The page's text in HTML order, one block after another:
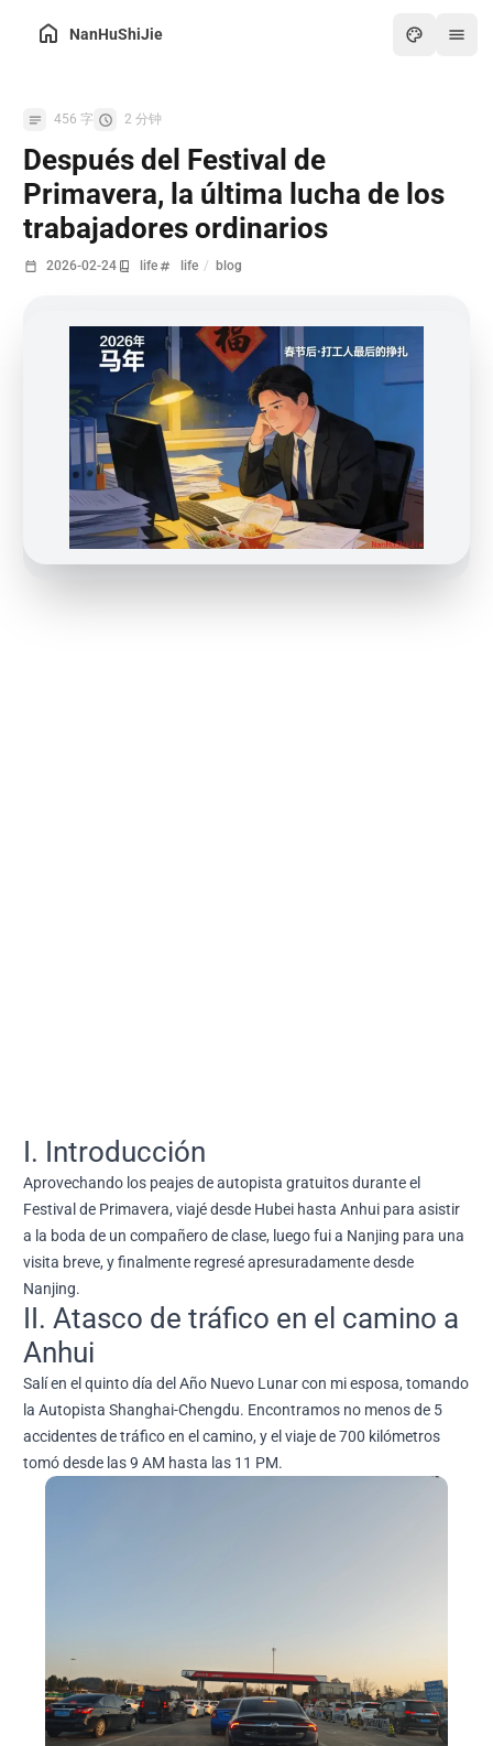
NanHuShiJie
Sobre mí
Intercambio de enlaces
Arte
Juegos
PDF en línea
456 字 2 分钟
Después del Festival de
Primavera, la última lucha de los
trabajadores ordinarios
2026-02-24 life life / blog
I. Introducción
Aprovechando los peajes de autopista gratuitos durante el
Festival de Primavera, viajé desde Hubei hasta Anhui para asistir
a la boda de un compañero de clase, luego fui a Nanjing para una
visita breve, y finalmente regresé apresuradamente desde
Nanjing.
II. Atasco de tráfico en el camino a
Anhui
Salí en el quinto día del Año Nuevo Lunar con mi esposa, tomando
la Autopista Shanghai-Chengdu. Encontramos no menos de 5
accidentes de tráfico en el camino, y el viaje de 700 kilómetros
tomó desde las 9 AM hasta las 11 PM.